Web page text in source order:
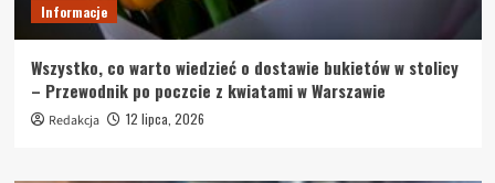
Informacje
Wszystko, co warto wiedzieć o dostawie bukietów w stolicy
– Przewodnik po poczcie z kwiatami w Warszawie
Redakcja 12 lipca, 2026